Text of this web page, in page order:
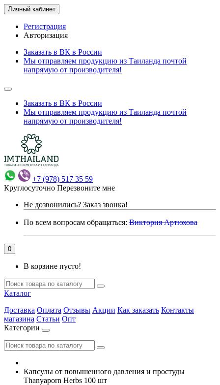
Личный кабинет
Регистрация
Авторизация
Заказать в ВК в России
Мы отправляем продукцию из Таиланда почтой
напрямую от производителя!
Заказать в ВК в России
Мы отправляем продукцию из Таиланда почтой
напрямую от производителя!
+7 (978) 517 35 59
Круглосуточно Перезвоните мне
Не дозвонились? Заказ звонка!
По всем вопросам обращаться: Виктория Артюхова
0
В корзине пусто!
Каталог
Доставка Оплата Отзывы Акции Как заказать Контакты
магазина Статьи Опт
Категории
Капсулы от повышенного давления и простуды
Thanyaporn Herbs 100 шт